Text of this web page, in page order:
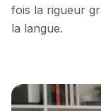
fois la rigueur
la langue.